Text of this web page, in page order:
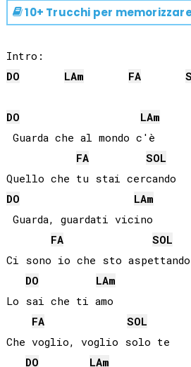
10+ Trucchi per
DO
LAm FA
DO LAm
Guarda che al mondo c'è
FA
SOL
DO
LAm
Guarda, guardati vicino
FA
SOL
Ci sono io che sto
DO
LAm
Lo sai che ti amo
FA
SOL
Che voglio, voglio solo te
DO
LAm